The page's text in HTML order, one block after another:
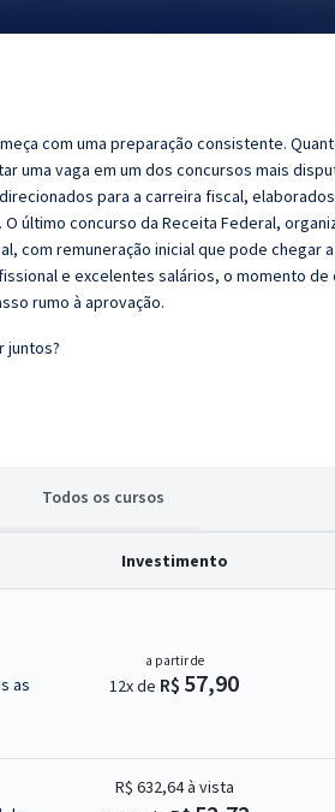
com uma preparação consistente.
uma vaga em um dos concursos mais
para a carreira fiscal,
último concurso da Receita Federal,
com remuneração inicial que pode chegar
e excelentes salários, o momento de
rumo à aprovação.
juntos?
Todos os cursos
Investimento
as
a partir de
12x de R$ 57,90
R$ 632,64à vista